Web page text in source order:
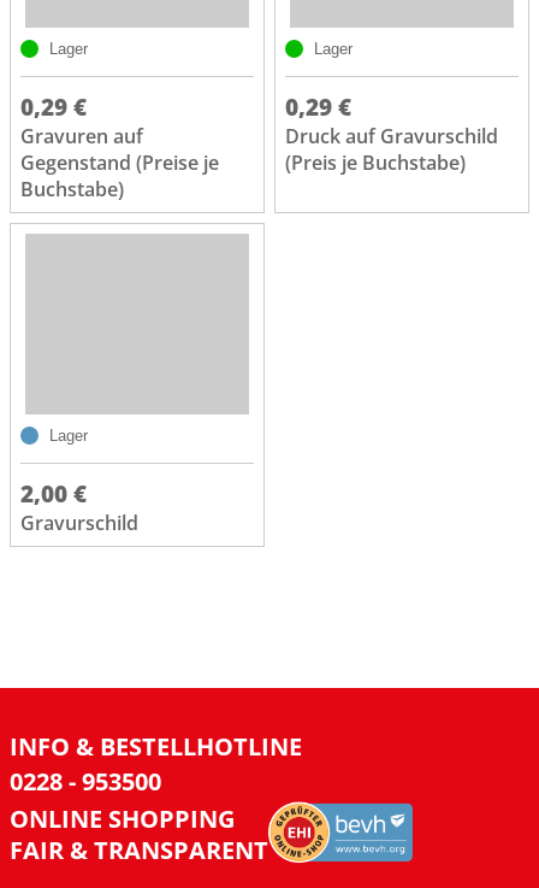
Lager
0,29 €
Gravuren auf
Gegenstand (Preise je
Buchstabe)
Lager
0,29 €
Druck auf Gravurschild
(Preis je Buchstabe)
Lager
2,00 €
Gravurschild
INFO & BESTELLHOTLINE
0228 - 953500
ONLINE SHOPPING
FAIR & TRANSPARENT